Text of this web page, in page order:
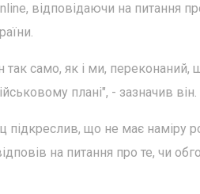
відповідаючи на питання
так само, як і ми, переконаний,
плані", - зазначив він.
що не має наміру
на питання про те, чи